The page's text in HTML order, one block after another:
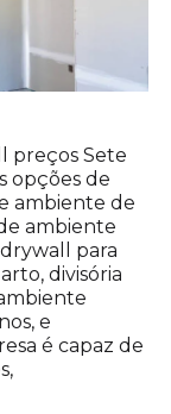
preços Sete
opções de
ambiente de
ambiente
para
divisória
e
é capaz de